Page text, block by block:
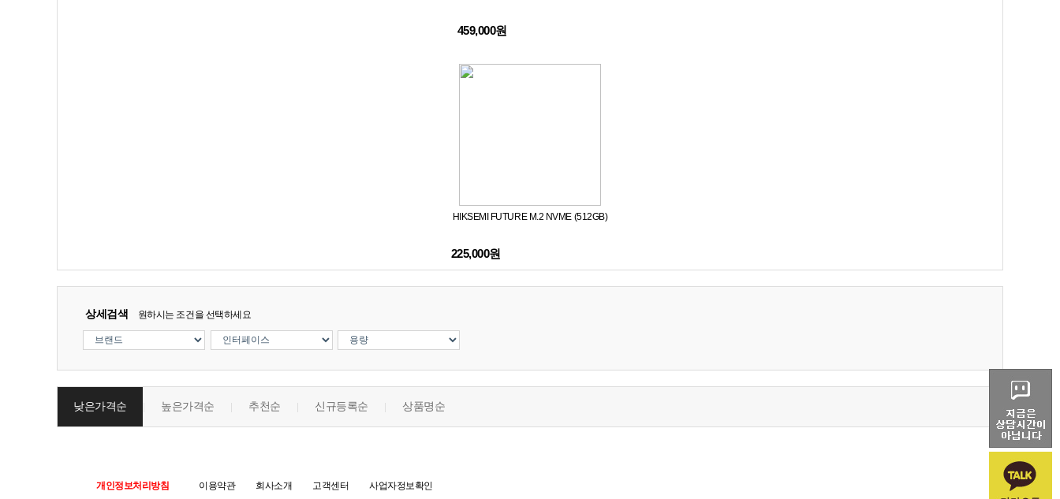
459,000원
HIKSEMI FUTURE M.2 NVME (512GB)
225,000원
상세검색 원하시는 조건을 선택하세요
낮은가격순 높은가격순 추천순 신규등록순 상품명순
개인정보처리방침 이용약관 회사소개 고객센터 사업자정보확인